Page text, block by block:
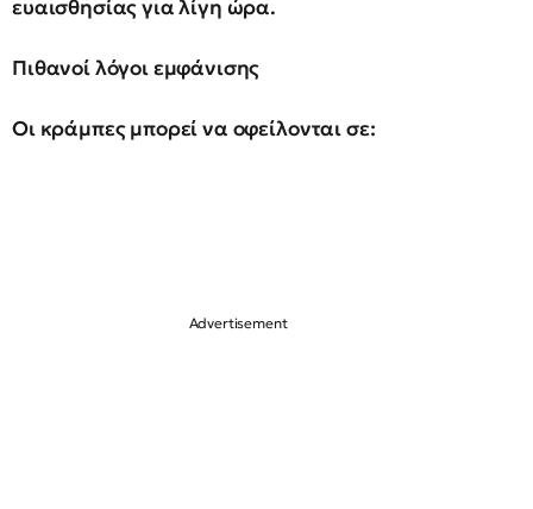
ευαισθησίας για λίγη ώρα.
Πιθανοί λόγοι εμφάνισης
Οι κράμπες μπορεί να οφείλονται σε: